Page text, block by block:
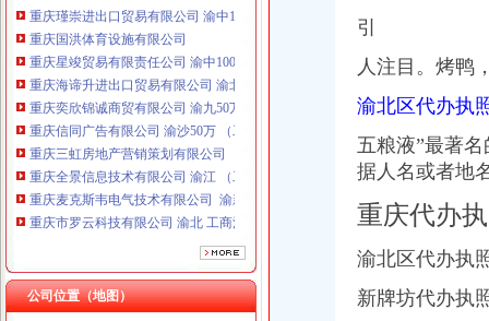
重庆国洪体育设施有限公司
重庆星竣贸易有限责任公司 渝中100万 （进出口权）
重庆海谛升进出口贸易有限公司 渝北100万 （进出口权）
重庆奕欣锦诚商贸有限公司 渝九50万 （工商注册）
重庆信同广告有限公司 渝沙50万 （工商注册）
重庆三虹房地产营销策划有限公司
重庆全景信息技术有限公司 渝江 （工商注册）
重庆麦克斯韦电气技术有限公司 渝新 （工商注册）
重庆市罗云科技有限公司 渝北 工商注册
重庆科米克商贸有限责任公司 渝北50万 （工商注册）
重庆星竣贸易有限责任公司 渝中100万 （进出口权）
重庆海谛升进出口贸易有限公司 渝北100万 （进出口权）
公司位置（地图）
引
人注目。烤鸭
渝北区代办执
五粮液”最著
据人名或者地
重庆代办
渝北区代办执
新牌坊代办执